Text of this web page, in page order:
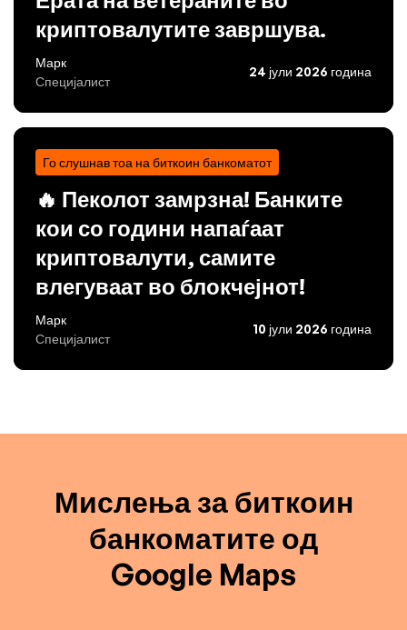
криптовалутите завршува.
Марк
Специјалист
24 јули 2026 година
Го слушнав тоа на биткоин банкоматот
🔥 Пеколот замрзна! Банките
кои со години напаѓаат
криптовалути, самите
влегуваат во блокчејнот!
Марк
Специјалист
10 јули 2026 година
Мислења за биткоин
банкоматите од
Google Maps